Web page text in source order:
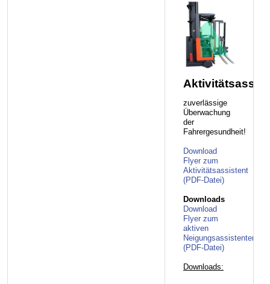
zuverlässige
Überwachung
der
Fahrergesundheit!
Download
Flyer zum
Aktivitätsassistent
(PDF-Datei)
Downloads
Download
Flyer zum
aktiven
Neigungsassistenten
(PDF-Datei)
Downloads: